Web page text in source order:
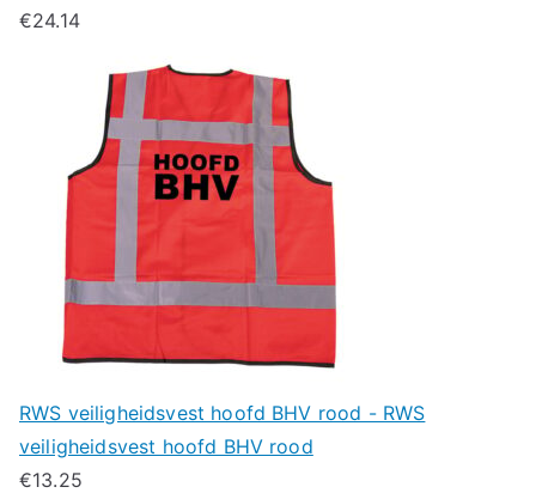
€24.14
RWS veiligheidsvest hoofd BHV rood - RWS
veiligheidsvest hoofd BHV rood
€13.25